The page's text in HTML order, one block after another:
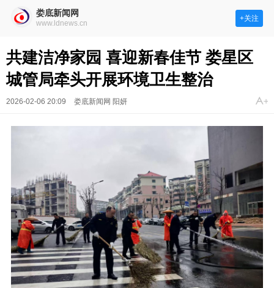
娄底新闻网
www.ldnews.cn
+关注
共建洁净家园 喜迎新春佳节 娄星区
城管局牵头开展环境卫生整治
2026-02-06 20:09 娄底新闻网 阳妍